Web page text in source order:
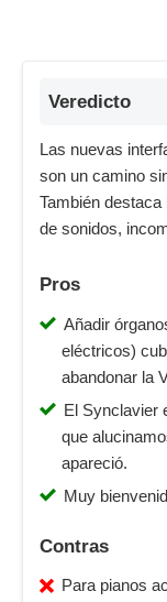
Veredicto
Las nuevas
son un camino
También
de sonidos,
Pros
Añadir
eléctricos)
abandonar la
El Synclavier
que
apareció.
Muy
Contras
Para pianos